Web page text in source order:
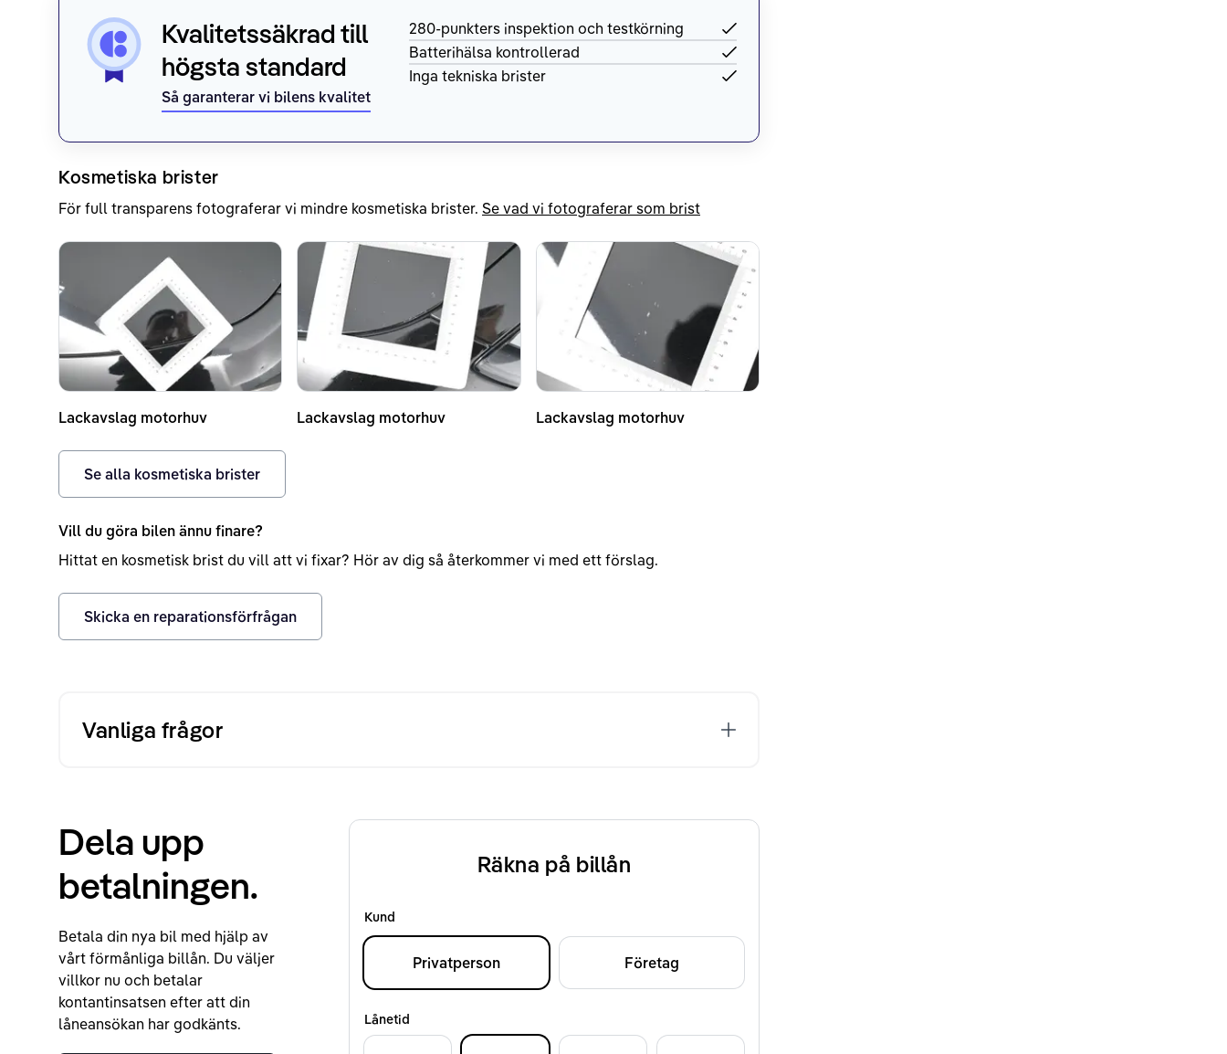
Kvalitetssäkrad till
högsta standard
Så garanterar vi bilens kvalitet
280-punkters inspektion och testkörning
Batterihälsa kontrollerad
Inga tekniska brister
Kosmetiska brister
För full transparens fotograferar vi mindre kosmetiska brister. Se vad vi fotograferar som brist
Lackavslag motorhuv Lackavslag motorhuv Lackavslag motorhuv
Se alla kosmetiska brister
Vill du göra bilen ännu finare?
Hittat en kosmetisk brist du vill att vi fixar? Hör av dig så återkommer vi med ett förslag.
Skicka en reparationsförfrågan
Vanliga frågor
Dela upp
betalningen.
Betala din nya bil med hjälp av
vårt förmånliga billån. Du väljer
villkor nu och betalar
kontantinsatsen efter att din
låneansökan har godkänts.
Räkna på billån
Kund
Privatperson Företag
Lånetid